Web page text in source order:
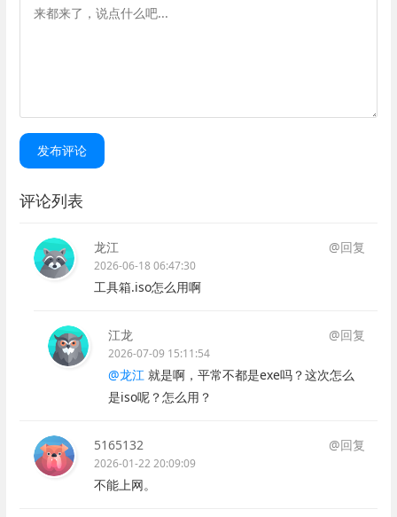
发布评论
评论列表
龙江 @回复
2026-06-18 06:47:30
工具箱.iso怎么用啊
江龙 @回复
2026-07-09 15:11:54
@龙江 就是啊，平常不都是exe吗？这次怎么
是iso呢？怎么用？
5165132 @回复
2026-01-22 20:09:09
不能上网。